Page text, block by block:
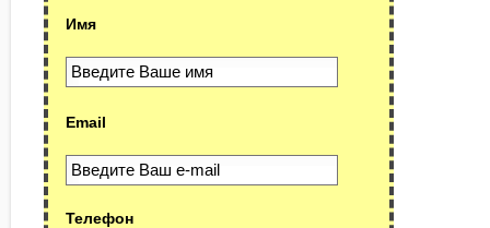
Имя
Email
Телефон